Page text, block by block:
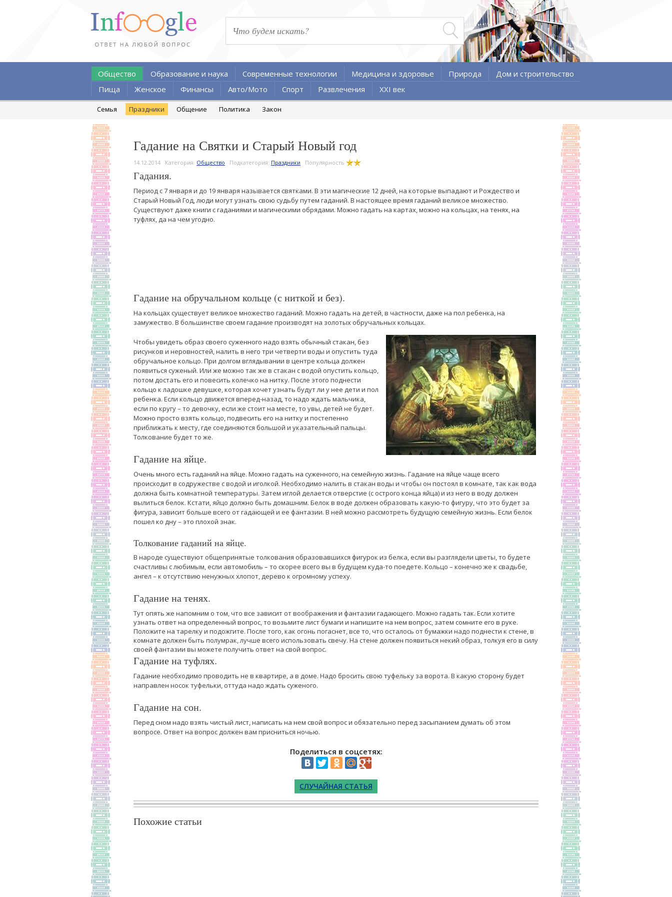
Общество Образование и наука Современные технологии Медицина и здоровье Природа
Дом и строительство
Пища
Женское Финансы Авто/Мото Спорт Развлечения XXI век
Семья Праздники Общение Политика Закон
Гадание на Святки и Старый Новый год
14.12.2014 Категория: Общество Подкатегория: Праздники Популярность
Гадания.
Период с 7 января и до 19 января называется святками. В эти магические 12 дней, на которые выпадают и Рождество и
Старый Новый Год, люди могут узнать свою судьбу путем гаданий. В настоящее время гаданий великое множество.
Существуют даже книги с гаданиями и магическими обрядами. Можно гадать на картах, можно на кольцах, на тенях, на
туфлях, да на чем угодно.
Гадание на обручальном кольце (с ниткой и без).
На кольцах существует великое множество гаданий. Можно гадать на детей, в частности, даже на пол ребенка, на
замужество. В большинстве своем гадание производят на золотых обручальных кольцах.
Чтобы увидеть образ своего суженного надо взять обычный стакан, без
рисунков и неровностей, налить в него три четверти воды и опустить туда
обручальное кольцо. При долгом вглядывании в центре кольца должен
появиться суженый. Или же можно так же в стакан с водой опустить кольцо,
потом достать его и повесить колечко на нитку. После этого поднести
кольцо к ладошке девушке, которая хочет узнать будут ли у нее дети и пол
ребенка. Если кольцо движется вперед-назад, то надо ждать мальчика,
если по кругу – то девочку, если же стоит на месте, то увы, детей не будет.
Можно просто взять кольцо, подвесить его на нитку и постепенно
приближать к месту, где соединяются большой и указательный пальцы.
Толкование будет то же.
Гадание на яйце.
Очень много есть гаданий на яйце. Можно гадать на суженного, на семейную жизнь. Гадание на яйце чаще всего
происходит в содружестве с водой и иголкой. Необходимо налить в стакан воды и чтобы он постоял в комнате, так как вода
должна быть комнатной температуры. Затем иглой делается отверстие (с острого конца яйца) и из него в воду должен
вылиться белок. Кстати, яйцо должно быть домашним. Белок в воде должен образовать какую-то фигуру, что это будет за
фигура, зависит больше всего от гадающей и ее фантазии. В ней можно рассмотреть будущую семейную жизнь. Если белок
пошел ко дну – это плохой знак.
Толкование гаданий на яйце.
В народе существуют общепринятые толкования образовавшихся фигурок из белка, если вы разглядели цветы, то будете
счастливы с любимым, если автомобиль – то скорее всего вы в будущем куда-то поедете. Кольцо – конечно же к свадьбе,
ангел – к отсутствию ненужных хлопот, дерево к огромному успеху.
Гадание на тенях.
Тут опять же напомним о том, что все зависит от воображения и фантазии гадающего. Можно гадать так. Если хотите
узнать ответ на определенный вопрос, то возьмите лист бумаги и напишите на нем вопрос, затем сомните его в руке.
Положите на тарелку и подожгите. После того, как огонь погаснет, все то, что осталось от бумажки надо поднести к стене, в
комнате должен быть полумрак, лучше всего использовать свечу. На стене должен появиться некий образ, толкуя его в силу
своей фантазии вы можете получить ответ на свой вопрос.
Гадание на туфлях.
Гадание необходимо проводить не в квартире, а в доме. Надо бросить свою туфельку за ворота. В какую сторону будет
направлен носок туфельки, оттуда надо ждать суженого.
Гадание на сон.
Перед сном надо взять чистый лист, написать на нем свой вопрос и обязательно перед засыпанием думать об этом
вопросе. Ответ на вопрос должен вам присниться ночью.
Поделиться в соцсетях:
СЛУЧАЙНАЯ СТАТЬЯ
Похожие статьи